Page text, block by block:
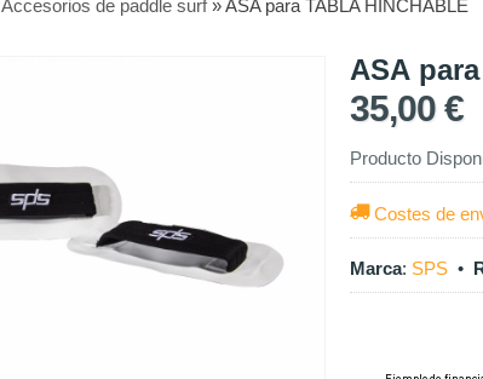
Accesorios de paddle surf»ASA para TABLA HINCHABLE
ASA
35,00 €
Producto
Costes de
Marca: SPS•